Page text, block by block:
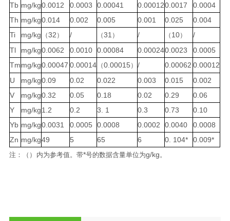
Tb mg/kg0.0012 0.0003 0.00041 0.000120.0017
0.0004
Th mg/kg0.014 0.002 0.005 0.001 0.025
0.004
Ti
mg/kg （32 ） / （31 ） / （ 10）
/
Tl
mg/kg0.0062 0.0010 0.00084 0.000240.0023
0.0005
Tmmg/kg0.00047 0.00014 （0.00015 ） / 0.00062 0.00012
U
mg/kg0.09 0.02 0.022 0.003 0.015
0.002
V
mg/kg0.32 0.05 0.18 0.02 0.29
0.06
Y
mg/kg1.2 0.2 3. 1 0.3 0.73
0.10
Yb mg/kg0.0031 0.0005 0.0008 0.0002 0.0040
0.0008
Zn mg/kg49 5 65 6 0. 104* 0.009*
注 ：（） 内为参考值。带*号的数据含量单位为g/kg 。